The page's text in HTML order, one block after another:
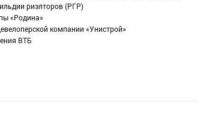
риэлторов (РГР)
«Родина»
компании «Унистрой»
ВТБ